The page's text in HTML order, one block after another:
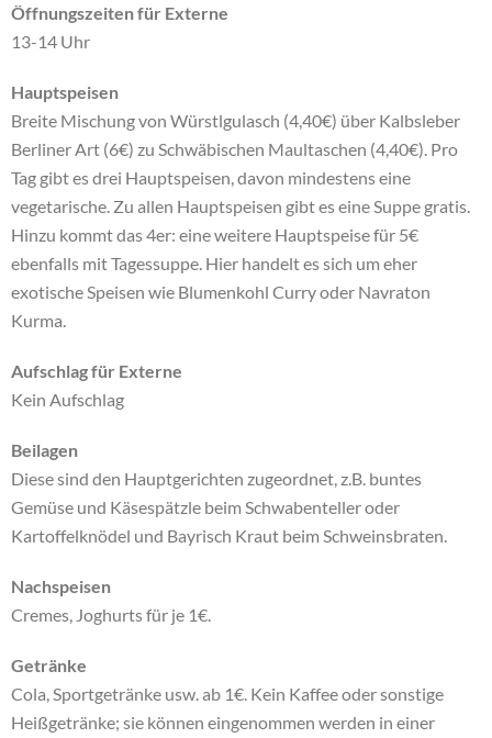
Öffnungszeiten für Externe
13-14 Uhr
Hauptspeisen
Breite Mischung von Würstlgulasch (4,40€) über Kalbsleber
Berliner Art (6€) zu Schwäbischen Maultaschen (4,40€). Pro
Tag gibt es drei Hauptspeisen, davon mindestens eine
vegetarische. Zu allen Hauptspeisen gibt es eine Suppe gratis.
Hinzu kommt das 4er: eine weitere Hauptspeise für 5€
ebenfalls mit Tagessuppe. Hier handelt es sich um eher
exotische Speisen wie Blumenkohl Curry oder Navraton
Kurma.
Aufschlag für Externe
Kein Aufschlag
Beilagen
Diese sind den Hauptgerichten zugeordnet, z.B. buntes
Gemüse und Käsespätzle beim Schwabenteller oder
Kartoffelknödel und Bayrisch Kraut beim Schweinsbraten.
Nachspeisen
Cremes, Joghurts für je 1€.
Getränke
Cola, Sportgetränke usw. ab 1€. Kein Kaffee oder sonstige
Heißgetränke; sie können eingenommen werden in einer